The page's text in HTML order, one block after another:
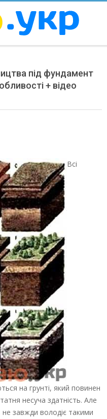
під фундамент
+ відео
Всі
на грунті, який повинен
несуча здатність. Але
завжди володіє такими